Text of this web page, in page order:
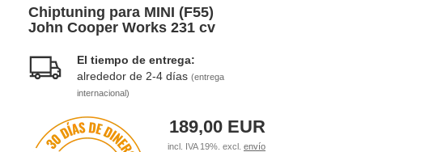
Chiptuning para MINI (F55)
John Cooper Works 231 cv
El tiempo de entrega:
alrededor de 2-4 días (entrega
internacional)
189,00 EUR
incl. IVA 19%. excl. envío